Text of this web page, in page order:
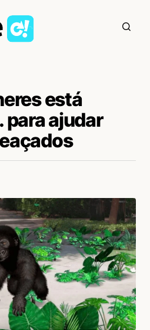
está
para ajudar